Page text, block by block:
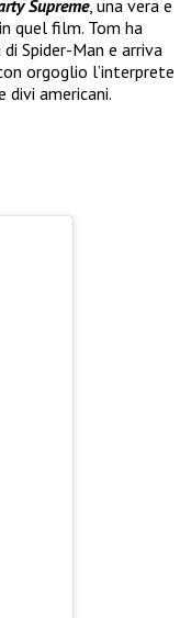
Supreme, una vera e
quel film. Tom ha
Spider-Man e arriva
orgoglio l’interprete
divi americani.